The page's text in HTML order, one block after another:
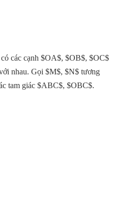
các cạnh $OA$, $OB$, $OC$
nhau. Gọi $M$, $N$ tương
tam giác $ABC$, $OBC$.